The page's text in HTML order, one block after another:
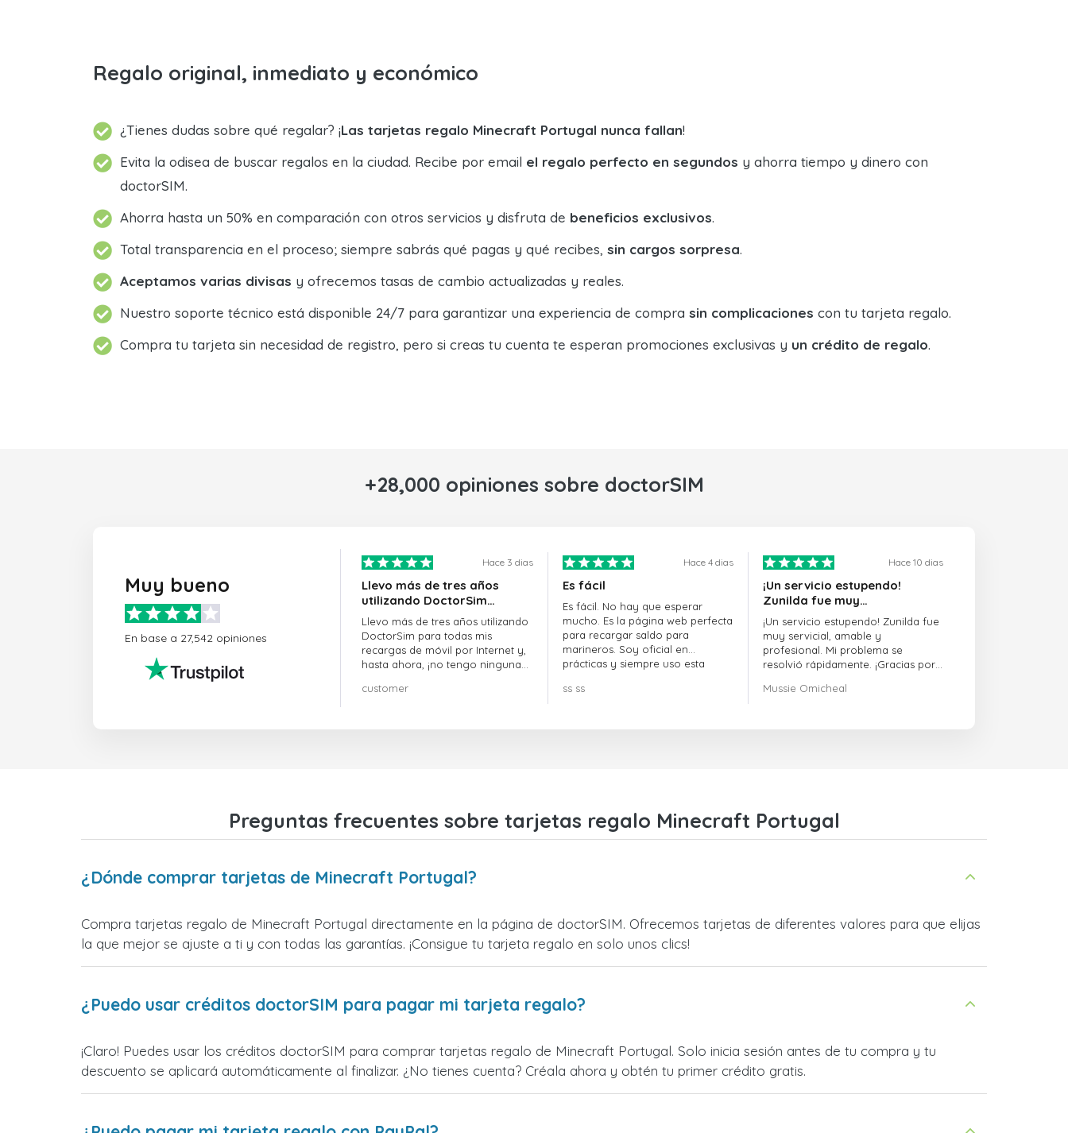
Regalo original, inmediato y económico
¿Tienes dudas sobre qué regalar? ¡Las tarjetas regalo Minecraft Portugal nunca fallan!
Evita la odisea de buscar regalos en la ciudad. Recibe por email el regalo perfecto en segundos y ahorra tiempo y dinero con
doctorSIM.
Ahorra hasta un 50% en comparación con otros servicios y disfruta de beneficios exclusivos.
Total transparencia en el proceso; siempre sabrás qué pagas y qué recibes, sin cargos sorpresa.
Aceptamos varias divisas y ofrecemos tasas de cambio actualizadas y reales.
Nuestro soporte técnico está disponible 24/7 para garantizar una experiencia de compra sin complicaciones con tu tarjeta regalo.
Compra tu tarjeta sin necesidad de registro, pero si creas tu cuenta te esperan promociones exclusivas y un crédito de regalo.
+28,000 opiniones sobre doctorSIM
Muy bueno
En base a 27,542 opiniones
Hace 3 dias
Llevo más de tres años
utilizando DoctorSim…
Llevo más de tres años utilizando
DoctorSim para todas mis
recargas de móvil por Internet y,
hasta ahora, ¡no tengo ninguna
customer
Hace 4 dias
Es fácil
Es fácil. No hay que esperar
mucho. Es la página web perfecta
para recargar saldo para
marineros. Soy oficial en
prácticas y siempre uso esta
ss ss
Hace 10 dias
¡Un servicio estupendo!
Zunilda fue muy…
¡Un servicio estupendo! Zunilda fue
muy servicial, amable y
profesional. Mi problema se
resolvió rápidamente. ¡Gracias por
Mussie Omicheal
Preguntas frecuentes sobre tarjetas regalo Minecraft Portugal
¿Dónde comprar tarjetas de Minecraft Portugal?
Compra tarjetas regalo de Minecraft Portugal directamente en la página de doctorSIM. Ofrecemos tarjetas de diferentes valores para que elijas
la que mejor se ajuste a ti y con todas las garantías. ¡Consigue tu tarjeta regalo en solo unos clics!
¿Puedo usar créditos doctorSIM para pagar mi tarjeta regalo?
¡Claro! Puedes usar los créditos doctorSIM para comprar tarjetas regalo de Minecraft Portugal. Solo inicia sesión antes de tu compra y tu
descuento se aplicará automáticamente al finalizar. ¿No tienes cuenta? Créala ahora y obtén tu primer crédito gratis.